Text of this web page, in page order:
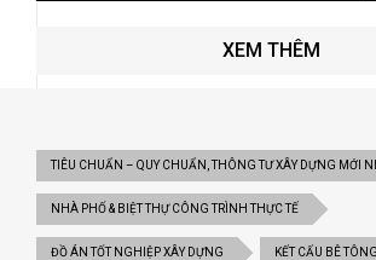
XEM THÊM
TIÊU CHUẨN – QUY CHUẨN, THÔNG TƯ XÂY DỰNG MỚI
NHÀ PHỐ & BIỆT THỰ CÔNG TRÌNH THỰC TẾ
ĐỒ ÁN TỐT NGHIỆP XÂY DỰNG KẾT CẤU BÊ